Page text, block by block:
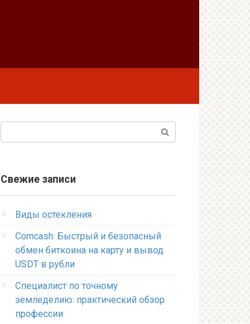
Свежие записи
Виды остекления
Comcash: Быстрый и безопасный
обмен биткоина на карту и вывод
USDT в рубли
Специалист по точному
земледелию: практический обзор
профессии